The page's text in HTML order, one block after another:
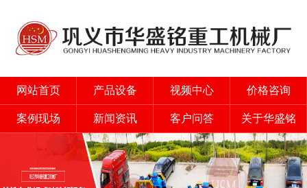
网站首页 产品设备 视频中心 价格咨询
案例现场 新闻资讯 客户问答 关于华盛铭